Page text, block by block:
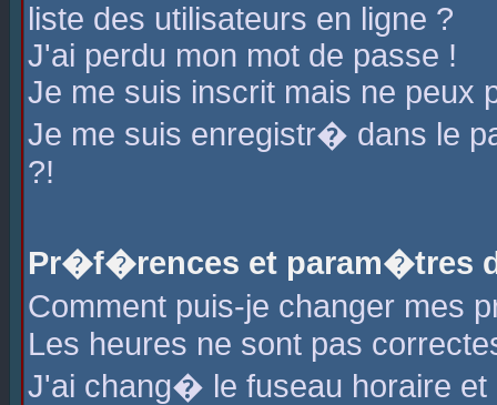
liste des utilisateurs en ligne ?
J'ai perdu mon mot de passe !
Je me suis inscrit mais ne peux
Je me suis enregistr� dans le
?!
Pr�f�rences et param�tres
Comment puis-je changer mes
Les heures ne sont pas
J'ai chang� le fuseau horaire